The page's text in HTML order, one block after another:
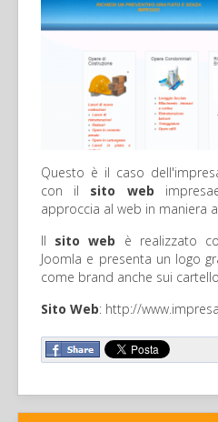
Questo è il caso
con il sito web
approccia al web in maniera
Il sito web è realizzato
Joomla e presenta un logo
come brand anche sui
Sito Web: http://